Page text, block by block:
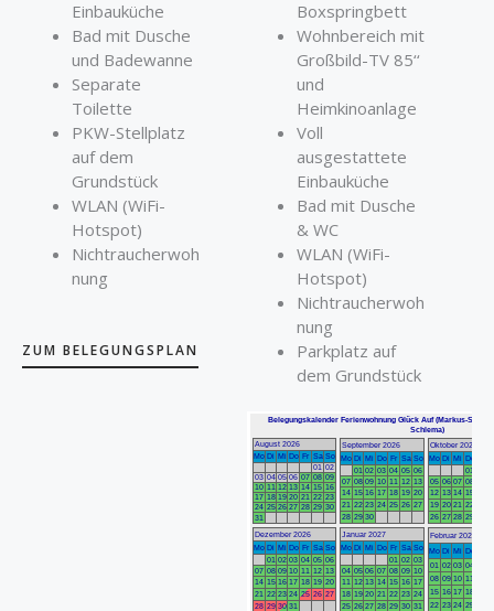
Einbauküche
Bad mit Dusche
und Badewanne
Separate
Toilette
PKW-Stellplatz
auf dem
Grundstück
WLAN (WiFi-
Hotspot)
Nichtraucherwoh
nung
ZUM BELEGUNGSPLAN
Boxspringbett
Wohnbereich mit
Großbild-TV 85‘‘
und
Heimkinoanlage
Voll
ausgestattete
Einbauküche
Bad mit Dusche
& WC
WLAN (WiFi-
Hotspot)
Nichtraucherwoh
nung
Parkplatz auf
dem Grundstück